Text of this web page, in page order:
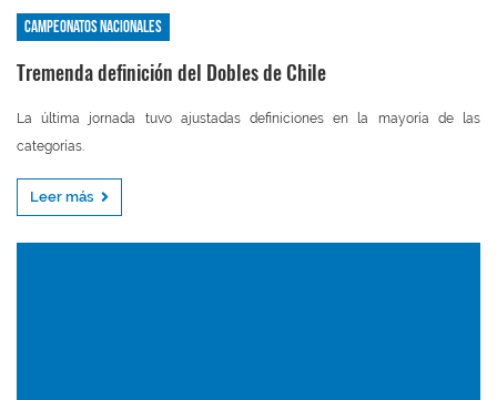
Campeonatos nacionales
Tremenda definición del Dobles de Chile
La última jornada tuvo ajustadas definiciones en la mayoría de las
categorías.
Leer más